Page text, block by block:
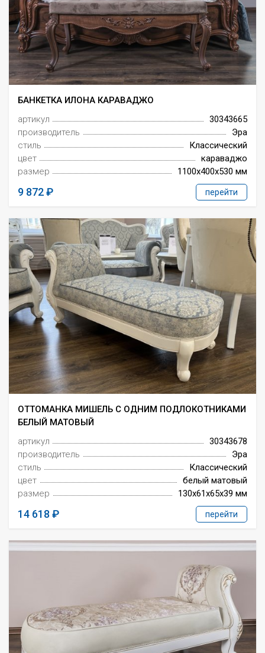
БАНКЕТКА ИЛОНА КАРАВАДЖО
артикул
30343665
производитель
Эра
стиль
Классический
цвет
караваджо
размер
1100x400x530 мм
9 872 перейти
ОТТОМАНКА МИШЕЛЬ С ОДНИМ ПОДЛОКОТНИКАМИ
БЕЛЫЙ МАТОВЫЙ
артикул
30343678
производитель
Эра
стиль
Классический
цвет
белый матовый
размер
130x61x65x39 мм
14 618 перейти